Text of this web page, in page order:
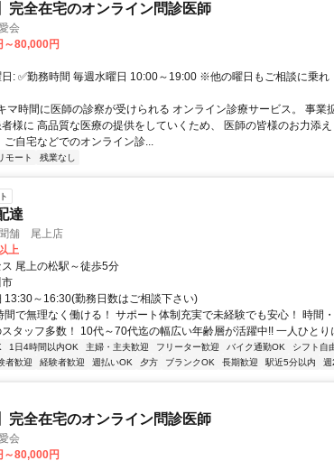
完全在宅のオンライン問診医師
会
～80,000円
: ✅勤務時間 毎週水曜日 10:00～19:00 ※他の曜日もご相談に乗れ
マ時間に医師の診察が受けられる オンライン診療サービス。 事業
様に 高品質な医療の提供をしていくため、 医師の皆様のお力添え
ご自宅などでのオンライン診...
モート 残業なし
達
舗 尾上店
上
尾上の松駅～徒歩5分
13:30～16:30(勤務日数はご相談下さい)
間で無理なく働ける！ サポート体制充実で未経験でも安心！ 時間
タッフ多数！ 10代～70代迄の幅広い年齢層が活躍中!! 一人ひとり
1日4時間以内OK 主婦・主夫歓迎 フリーター歓迎 バイク通勤OK シフト自
者歓迎 経験者歓迎 週払いOK 夕方 ブランクOK 長期歓迎 駅近5分以内 週
完全在宅のオンライン問診医師
会
～80,000円